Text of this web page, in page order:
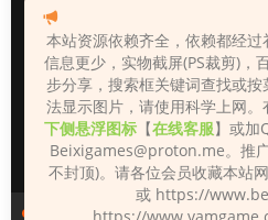
人物（Looks）
本站资源依赖齐全，依赖都经
信息更少，实物截屏(PS裁剪)，
步分享，搜索框关键词查找或
法显示图片，请使用科学上网
下侧悬浮图标 【在线客服】或加
Beixigames@proton.me。推
不封顶)。请各位会员收藏本
或 https://